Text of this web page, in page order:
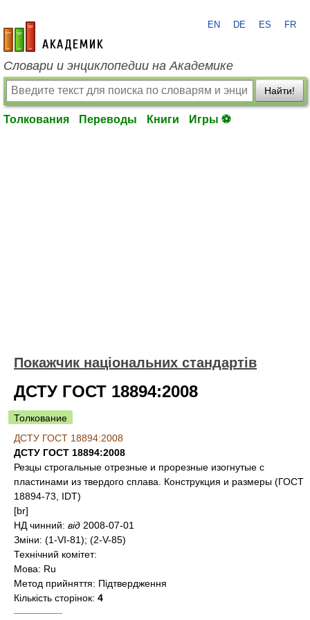
academic.ru
EN DE ES FR
Словари и энциклопедии на Академике
Найти!
Толкования Переводы Книги Игры ⚽
Покажчик національних стандартів
ДСТУ ГОСТ 18894:2008
Толкование
ДСТУ ГОСТ 18894:2008
ДСТУ ГОСТ 18894:2008
Резцы строгальные отрезные и прорезные изогнутые с
пластинами из твердого сплава. Конструкция и размеры (ГОСТ
18894-73, IDT)
[br]
НД чинний: від 2008-07-01
Зміни: (1-VI-81); (2-V-85)
Технічний комітет:
Мова: Ru
Метод прийняття: Підтвердження
Кількість сторінок: 4
—————